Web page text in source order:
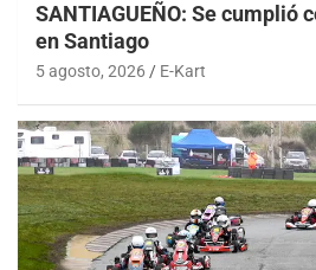
SANTIAGUEÑO: Se cumplió
en Santiago
5 agosto, 2026 E-Kart